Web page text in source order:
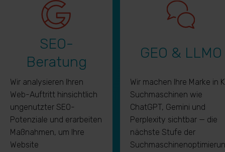
SEO-
Beratung
Wir analysieren Ihren
Web-Auftritt hinsichtlich
ungenutzter SEO-
Potenziale und erarbeiten
Maßnahmen, um Ihre
Website
GEO & LLMO
Wir machen Ihre Marke in
Suchmaschinen wie
ChatGPT, Gemini und
Perplexity sichtbar — die
nächste Stufe der